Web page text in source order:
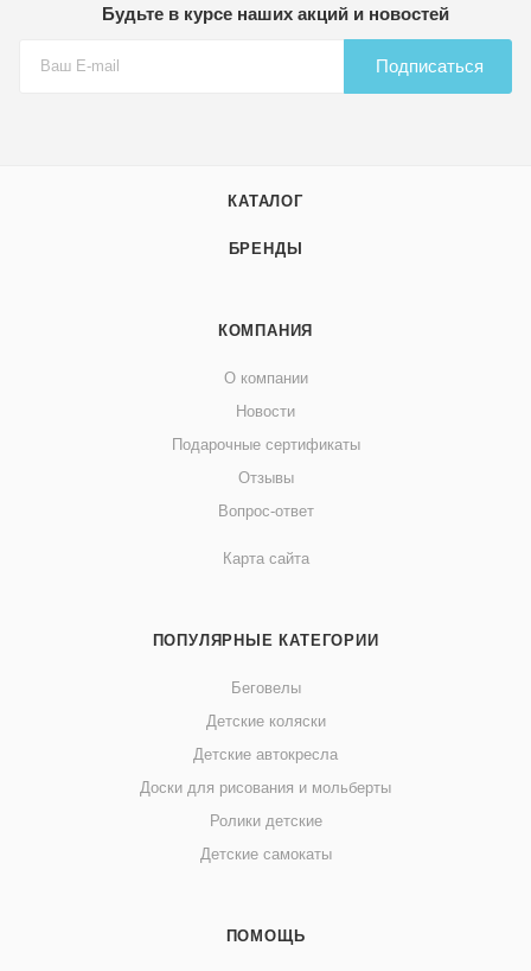
Будьте в курсе наших акций и новостей
Подписаться
КАТАЛОГ
БРЕНДЫ
КОМПАНИЯ
О компании
Новости
Подарочные сертификаты
Отзывы
Вопрос-ответ
Карта сайта
ПОПУЛЯРНЫЕ КАТЕГОРИИ
Беговелы
Детские коляски
Детские автокресла
Доски для рисования и мольберты
Ролики детские
Детские самокаты
ПОМОЩЬ